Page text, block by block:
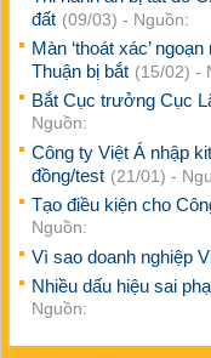
đất (09/03) - Nguồn:
Màn ‘thoát xác’
Thuận bị bắt (15/02) -
Bắt Cục trưởng Cục
Nguồn:
Công ty Việt Á nhập
đồng/test (21/01) -
Tạo điều kiện cho
Nguồn:
Vì sao doanh nghiệp
Nhiều dấu hiệu sai
Nguồn: